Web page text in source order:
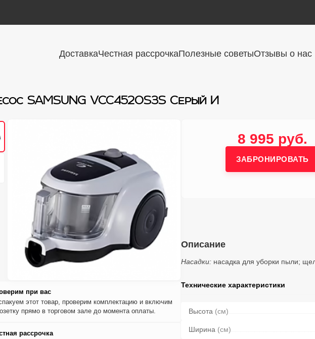
ДоставкаЧестная рассрочкаПолезные советыОтзывы о нас
SAMSUNG VCC4520S3S Серый И
при вас
этот товар, проверим комплектацию и включим
прямо в торговом зале до момента оплаты.
рассрочка
8 995 руб.
ЗАБРОНИРОВАТЬ
Описание
Насадки: насадка для уборки пыли;
Технические характеристики
Высота (см)
Ширина (см)